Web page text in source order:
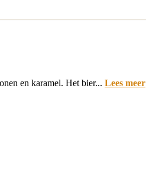
en karamel. Het bier... Lees meer